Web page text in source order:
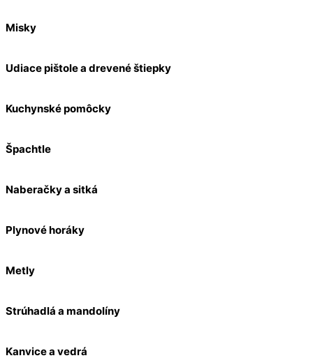
Misky
Udiace pištole a drevené štiepky
Kuchynské pomôcky
Špachtle
Naberačky a sitká
Plynové horáky
Metly
Strúhadlá a mandolíny
Kanvice a vedrá